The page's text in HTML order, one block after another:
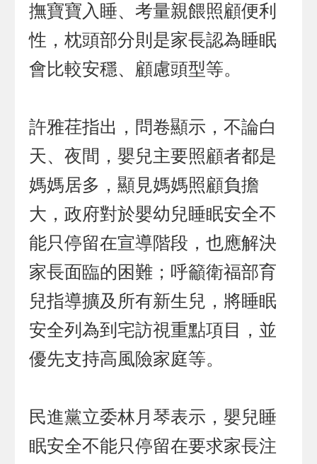
撫寶寶入睡、考量親餵照顧便利
性，枕頭部分則是家長認為睡眠
會比較安穩、顧慮頭型等。
許雅荏指出，問卷顯示，不論白
天、夜間，嬰兒主要照顧者都是
媽媽居多，顯見媽媽照顧負擔
大，政府對於嬰幼兒睡眠安全不
能只停留在宣導階段，也應解決
家長面臨的困難；呼籲衛福部育
兒指導擴及所有新生兒，將睡眠
安全列為到宅訪視重點項目，並
優先支持高風險家庭等。
民進黨立委林月琴表示，嬰兒睡
眠安全不能只停留在要求家長注